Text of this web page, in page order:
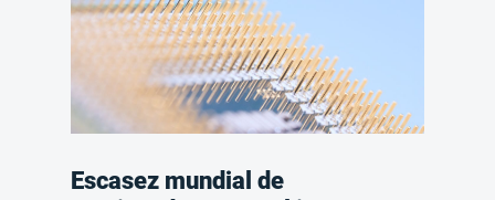
Escasez mundial de